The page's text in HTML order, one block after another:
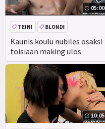
05:00
Kaunis koulu nubiles osaksi
toisiaan making ulos
TEINI
BLONDI
SUIHINOTTO
AMATÖÖRI
10:05